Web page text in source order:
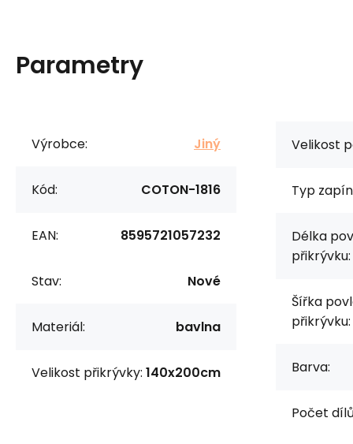
Parametry
Výrobce: Jiný
Kód: COTON-1816
EAN: 8595721057232
Stav: Nové
Materiál: bavlna
Velikost přikrývky: 140x200cm
Velikost
Typ
Délka
přikrývku:
Šířka
přikrývku:
Barva:
Počet